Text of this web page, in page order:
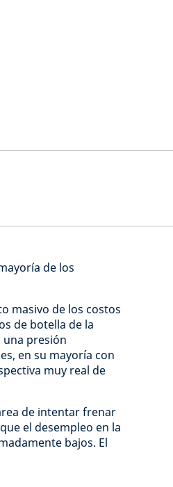
de los
masivo de los costos
de botella de la
una presión
en su mayoría con
muy real de
de intentar frenar
el desempleo en la
bajos. El